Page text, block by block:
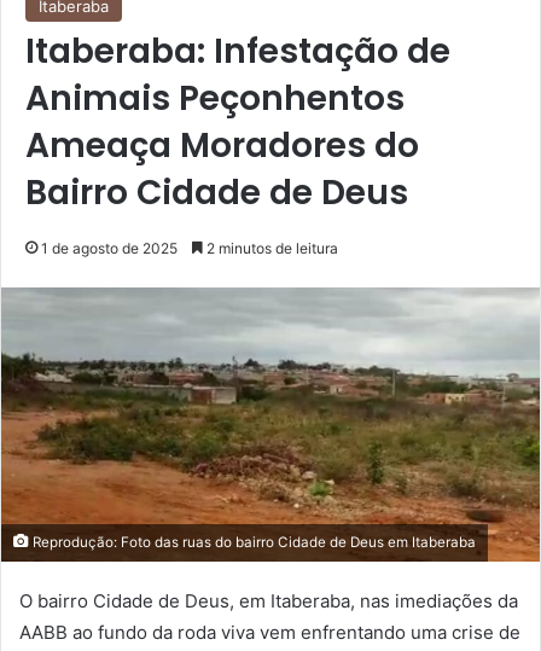
Itaberaba
Itaberaba: Infestação de
Animais Peçonhentos
Ameaça Moradores do
Bairro Cidade de Deus
1 de agosto de 2025 2 minutos de leitura
Reprodução: Foto das ruas do bairro Cidade de Deus em Itaberaba
O bairro Cidade de Deus, em Itaberaba, nas imediações da
AABB ao fundo da roda viva vem enfrentando uma crise de